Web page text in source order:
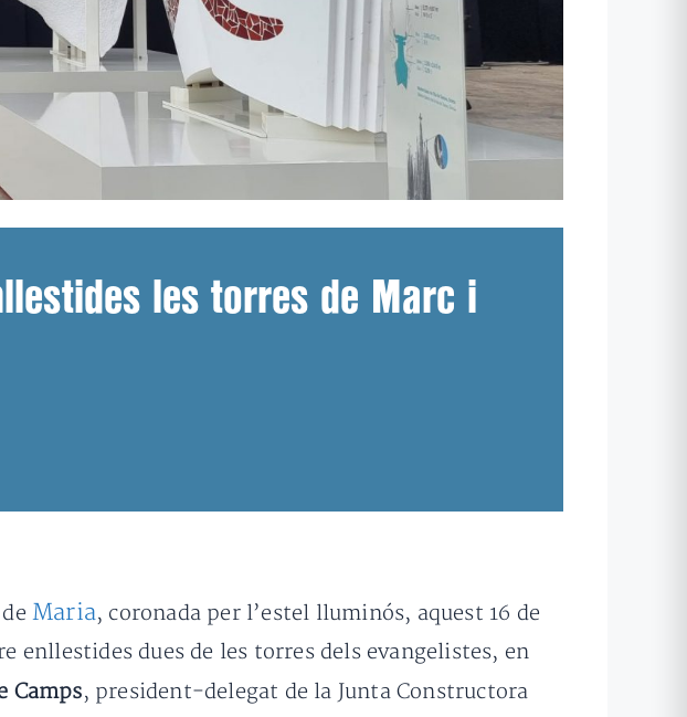
les torres de Marc i
Maria, coronada per l’estel lluminós, aquest 16 de
enllestides dues de les torres dels evangelistes, en
Camps, president-delegat de la Junta Constructora